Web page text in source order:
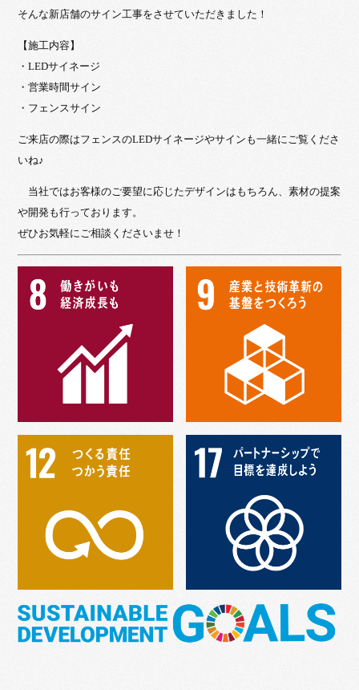
そんな新店舗のサイン工事をさせていただきました！
【施工内容】
・LEDサイネージ
・営業時間サイン
・フェンスサイン
ご来店の際はフェンスのLEDサイネージやサインも一緒にご覧くださ
いね♪
当社ではお客様のご要望に応じたデザインはもちろん、素材の提案
や開発も行っております。
ぜひお気軽にご相談くださいませ！